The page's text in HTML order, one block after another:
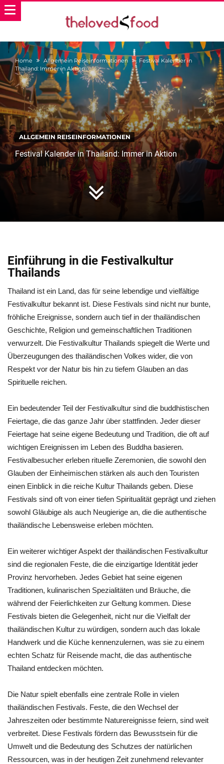
Home Allgemein Reiseinformationen
Festival Kalender in
Thailand: Immer in Aktion
ALLGEMEIN REISEINFORMATIONEN
Festival Kalender in Thailand: Immer in Aktion
Einführung in die Festivalkultur
Thailands
Thailand ist ein Land, das für seine lebendige und vielfältige
Festivalkultur bekannt ist. Diese Festivals sind nicht nur bunte,
fröhliche Ereignisse, sondern auch tief in der thailändischen
Geschichte, Religion und gemeinschaftlichen Traditionen
verwurzelt. Die Festivalkultur Thailands spiegelt die Werte und
Überzeugungen des thailändischen Volkes wider, die von
Respekt vor der Natur bis hin zu tiefem Glauben an das
Spirituelle reichen.
Ein bedeutender Teil der Festivalkultur sind die buddhistischen
Feiertage, die das ganze Jahr über stattfinden. Jeder dieser
Feiertage hat seine eigene Bedeutung und Tradition, die oft auf
wichtigen Ereignissen im Leben des Buddha basieren.
Festivalbesucher erleben rituelle Zeremonien, die sowohl den
Glauben der Einheimischen stärken als auch den Touristen
einen Einblick in die reiche Kultur Thailands geben. Diese
Festivals sind oft von einer tiefen Spiritualität geprägt und ziehen
sowohl Gläubige als auch Neugierige an, die die authentische
thailändische Lebensweise erleben möchten.
Ein weiterer wichtiger Aspekt der thailändischen Festivalkultur
sind die regionalen Feste, die die einzigartige Identität jeder
Provinz hervorheben. Jedes Gebiet hat seine eigenen
Traditionen, kulinarischen Spezialitäten und Bräuche, die
während der Feierlichkeiten zur Geltung kommen. Diese
Festivals bieten die Gelegenheit, nicht nur die Vielfalt der
thailändischen Kultur zu würdigen, sondern auch das lokale
Handwerk und die Küche kennenzulernen, was sie zu einem
echten Schatz für Reisende macht, die das authentische
Thailand entdecken möchten.
Die Natur spielt ebenfalls eine zentrale Rolle in vielen
thailändischen Festivals. Feste, die den Wechsel der
Jahreszeiten oder bestimmte Naturereignisse feiern, sind weit
verbreitet. Diese Festivals fördern das Bewusstsein für die
Umwelt und die Bedeutung des Schutzes der natürlichen
Ressourcen, was in der heutigen Zeit zunehmend relevanter